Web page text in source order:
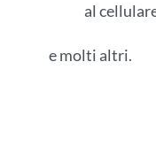
al
e molti altri.